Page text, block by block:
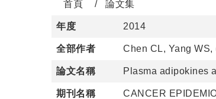
首頁 論文集
年度 2014
全部作者 Chen CL, Yang
論文名稱 Plasma adipokines
期刊名稱 CANCER